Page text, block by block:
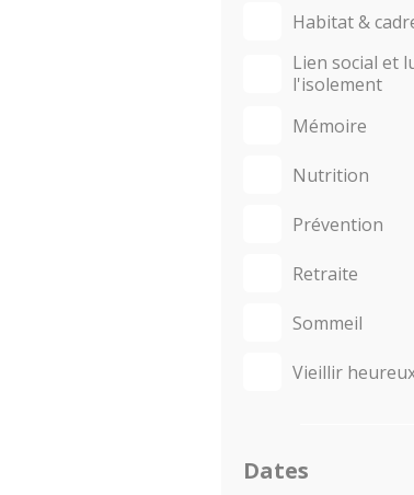
Habitat &
Lien social et
l'isolement
Mémoire
Nutrition
Prévention
Retraite
Sommeil
Vieillir
Dates